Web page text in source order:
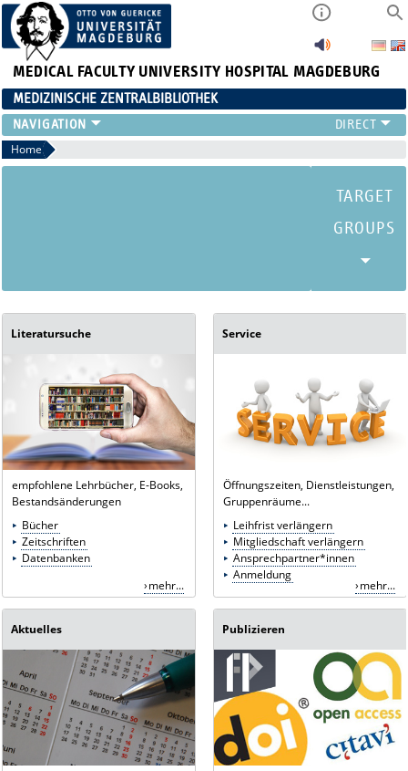
MEDICAL FACULTY UNIVERSITY HOSPITAL MAGDEBURG
MEDIZINISCHE ZENTRALBIBLIOTHEK
Home
Literatursuche
empfohlene Lehrbücher, E-Books,
Bestandsänderungen
Bücher
Zeitschriften
Datenbanken
mehr...
Service
Öffnungszeiten, Dienstleistungen,
Gruppenräume...
Leihfrist verlängern
Mitgliedschaft verlängern
Ansprechpartner*innen
Anmeldung
mehr...
Aktuelles Publizieren